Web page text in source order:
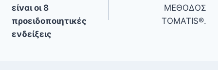
είναι οι 8
προειδοποιητικές
ενδείξεις
ΜΕΘΟΔΟΣ
ΤOMATIS®.